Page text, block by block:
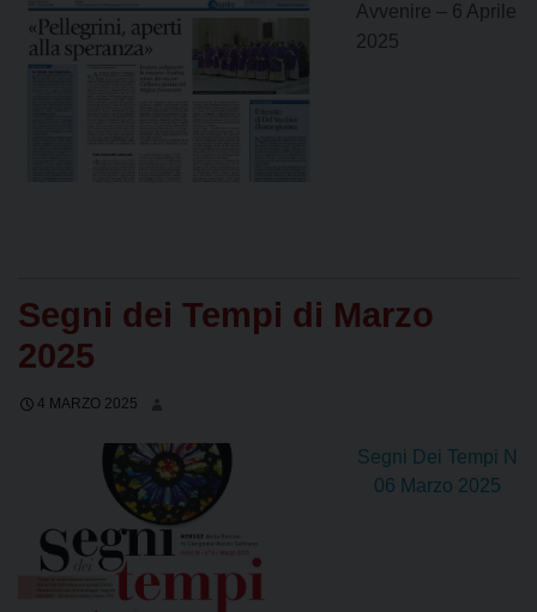
Avvenire – 6 Aprile
2025
Segni dei Tempi di Marzo
2025
4 MARZO 2025
Segni Dei Tempi N
06 Marzo 2025